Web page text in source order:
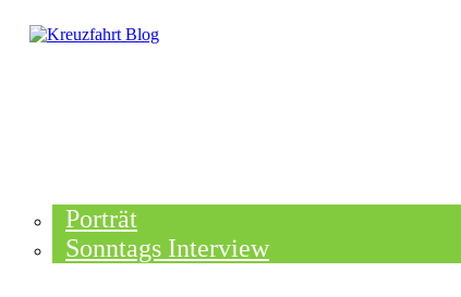
Porträt
Sonntags Interview